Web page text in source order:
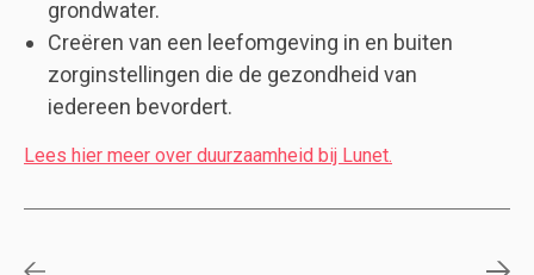
grondwater.
Creëren van een leefomgeving in en buiten
zorginstellingen die de gezondheid van
iedereen bevordert.
Lees hier meer over duurzaamheid bij Lunet.